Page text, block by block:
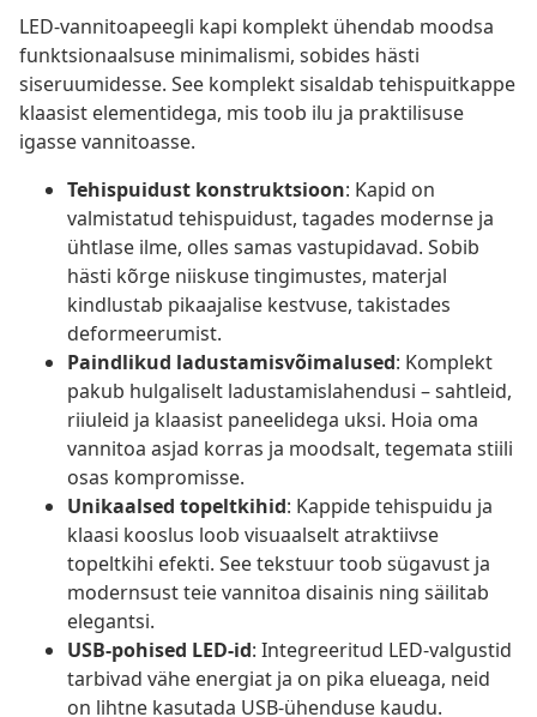
LED-vannitoapeegli kapi komplekt ühendab moodsa
funktsionaalsuse minimalismi, sobides hästi
siseruumidesse. See komplekt sisaldab tehispuitkappe
klaasist elementidega, mis toob ilu ja praktilisuse
igasse vannitoasse.
Tehispuidust konstruktsioon: Kapid on
valmistatud tehispuidust, tagades modernse ja
ühtlase ilme, olles samas vastupidavad. Sobib
hästi kõrge niiskuse tingimustes, materjal
kindlustab pikaajalise kestvuse, takistades
deformeerumist.
Paindlikud ladustamisvõimalused: Komplekt
pakub hulgaliselt ladustamislahendusi – sahtleid,
riiuleid ja klaasist paneelidega uksi. Hoia oma
vannitoa asjad korras ja moodsalt, tegemata stiili
osas kompromisse.
Unikaalsed topeltkihid: Kappide tehispuidu ja
klaasi kooslus loob visuaalselt atraktiivse
topeltkihi efekti. See tekstuur toob sügavust ja
modernsust teie vannitoa disainis ning säilitab
elegantsi.
USB-pohised LED-id: Integreeritud LED-valgustid
tarbivad vähe energiat ja on pika elueaga, neid
on lihtne kasutada USB-ühenduse kaudu.